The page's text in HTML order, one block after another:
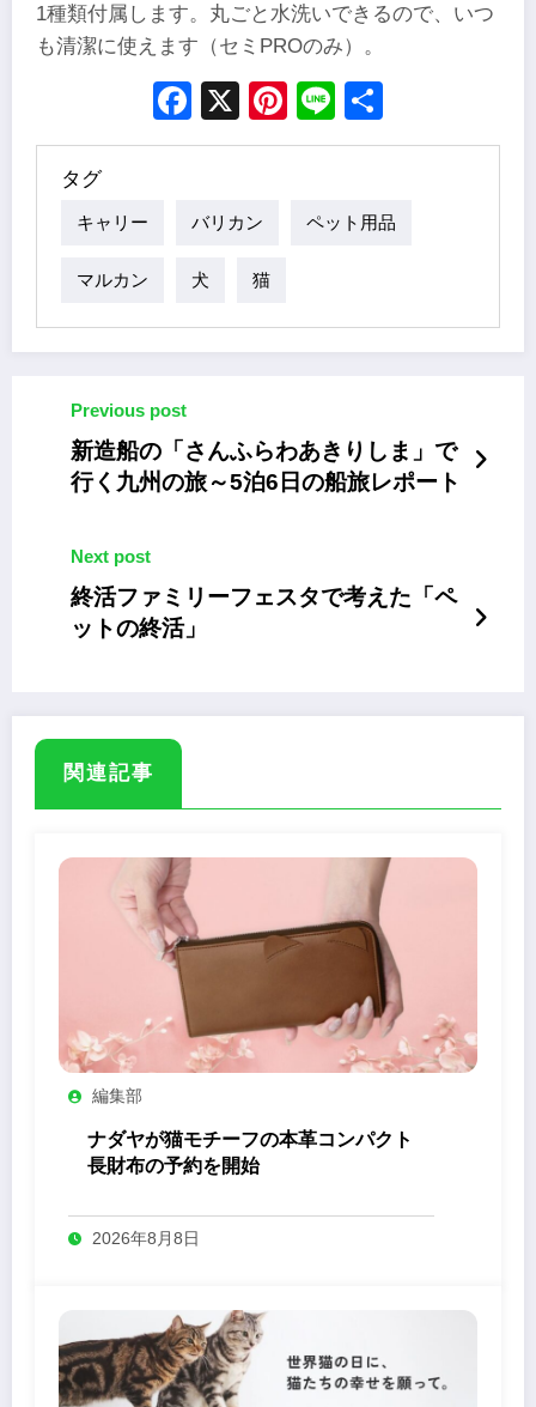
1種類付属します。丸ごと水洗いできるので、いつ
も清潔に使えます（セミPROのみ）。
Facebook
X Pinterest
Line
タグ
キャリー バリカン ペット用品
マルカン 犬 猫
Previous post
新造船の「さんふらわあきりしま」で
行く九州の旅～5泊6日の船旅レポート
Next post
終活ファミリーフェスタで考えた「ペ
ットの終活」
関連記事
編集部
ナダヤが猫モチーフの本革コンパクト
長財布の予約を開始
2026年8月8日